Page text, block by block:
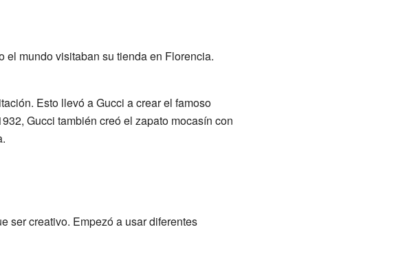
el mundo visitaban su tienda en Florencia.
Esto llevó a Gucci a crear el famoso
Gucci también creó el zapato mocasín con
ser creativo. Empezó a usar diferentes